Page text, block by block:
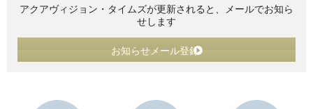
アクアヴィジョン・タイムズが更新されると、メールでお知ら
せします
お知らせメール登録